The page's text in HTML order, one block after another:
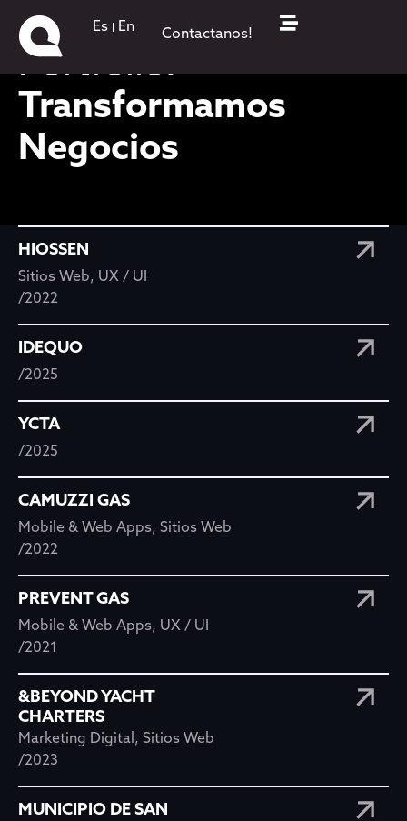
Es En Contactanos!
Portfolio:
Transformamos
Negocios
HIOSSEN
Sitios Web, UX / UI
/2022
IDEQUO
/2025
YCTA
/2025
CAMUZZI GAS
Mobile & Web Apps, Sitios Web
/2022
PREVENT GAS
Mobile & Web Apps, UX / UI
/2021
&BEYOND YACHT
CHARTERS
Marketing Digital , Sitios Web
/2023
MUNICIPIO DE SAN